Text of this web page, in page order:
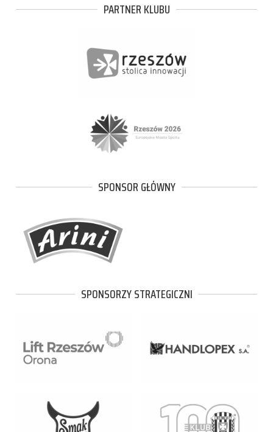
PARTNER KLUBU
SPONSOR GŁÓWNY
SPONSORZY STRATEGICZNI